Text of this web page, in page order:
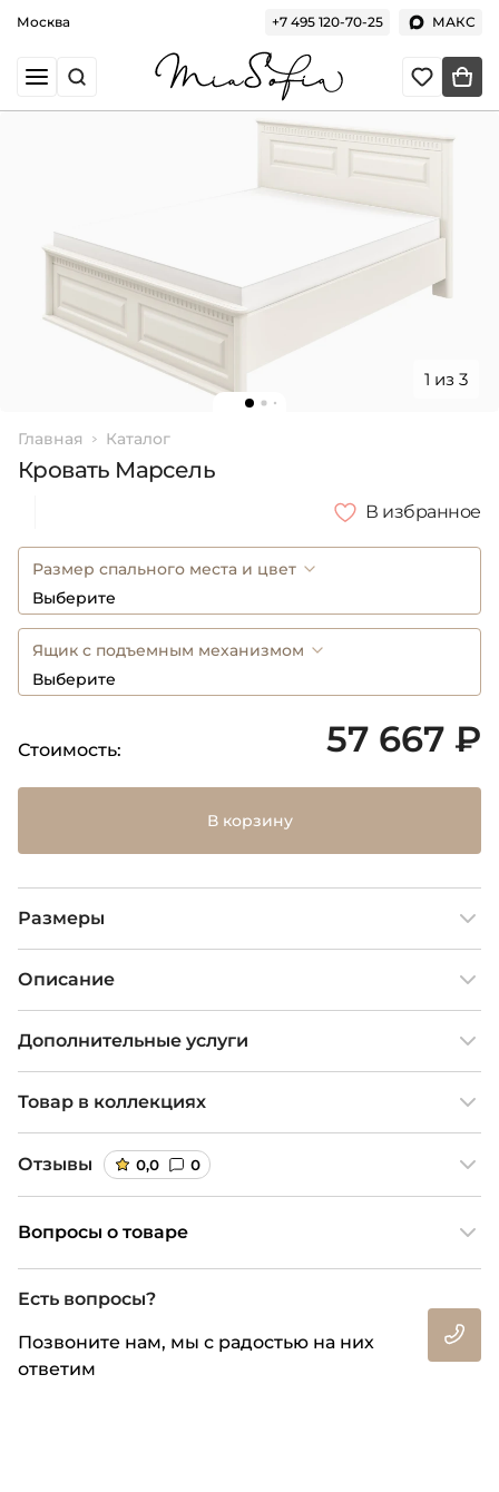
Москва +7 495 120-70-25 МАКС
1 из 3
Главная Каталог
Кровать Марсель
В избранное
Размер спального места и цвет
Выберите
Ящик с подъемным механизмом
Выберите
Стоимость: 57 667 ₽
В корзину
Размеры
Описание
Дополнительные услуги
Товар в коллекциях
Отзывы 0,0 0
Вопросы о товаре
Есть вопросы?
Позвоните нам, мы с радостью на них
ответим